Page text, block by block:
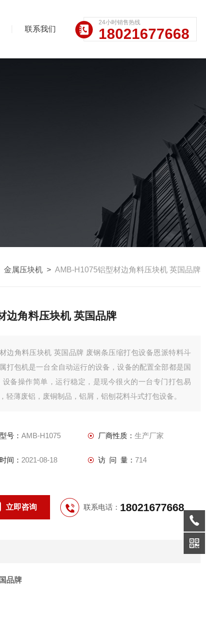
联系我们
24小时销售热线
18021677668
金属压块机 > AMB-H1075铝型材边角料压块机 英国品牌
边角料压块机 英国品牌
料压块机 英国品牌 废钢条压缩打包设备恩派特料斗
打包机是一台全自动运行的设备，设备的配置全部都是国
设备操作简单，运行稳定，是现今很火的一台专门打包易
轻薄废铝，废铜制品，铝屑，铝刨花料斗式打包设备。
号： AMB-H1075 厂商性质： 生产厂家
间： 2021-08-18 访 问 量： 714
立即咨询 联系电话： 18021677668
品牌